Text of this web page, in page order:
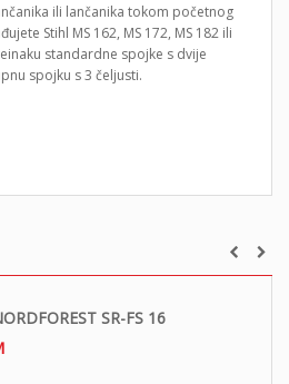
SR-FS 16
ili lančanika tokom početnog
Stihl MS 162, MS 172, MS 182 ili
standardne spojke s dvije
spojku s 3 čeljusti.